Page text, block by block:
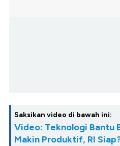
Saksikan video di bawah ini:
Video: Teknologi Bantu
Makin Produktif, RI